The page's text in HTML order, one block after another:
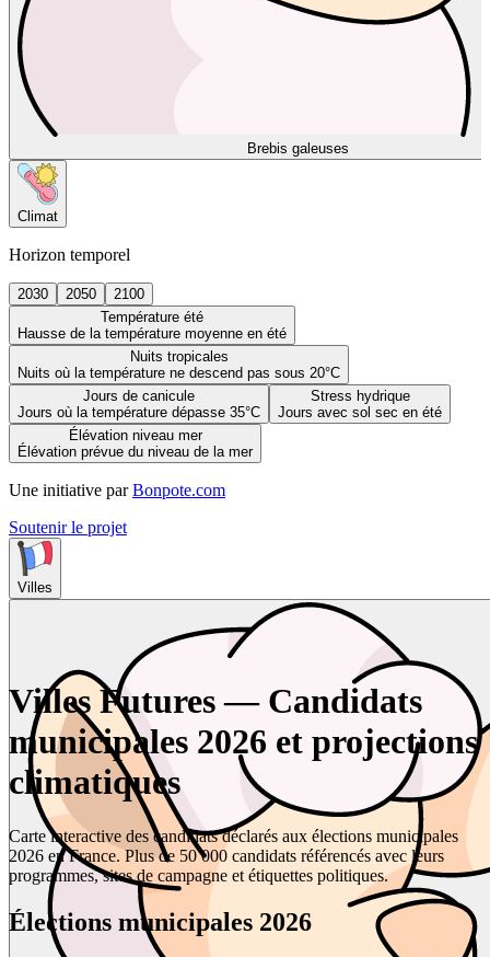
Brebis galeuses
Climat
Horizon temporel
2030 2050
2100
Température été
Hausse de la température moyenne en été
Nuits tropicales
Nuits où la température ne descend pas sous 20°C
Jours de canicule
Jours où la température dépasse 35°C
Stress hydrique
Jours avec sol sec en été
Élévation niveau mer
Élévation prévue du niveau de la mer
Une initiative par Bonpote.com
Soutenir le projet
Villes
Villes Futures — Candidats
municipales 2026 et projections
climatiques
Carte interactive des candidats déclarés aux élections municipales
2026 en France. Plus de 50 000 candidats référencés avec leurs
programmes, sites de campagne et étiquettes politiques.
Élections municipales 2026